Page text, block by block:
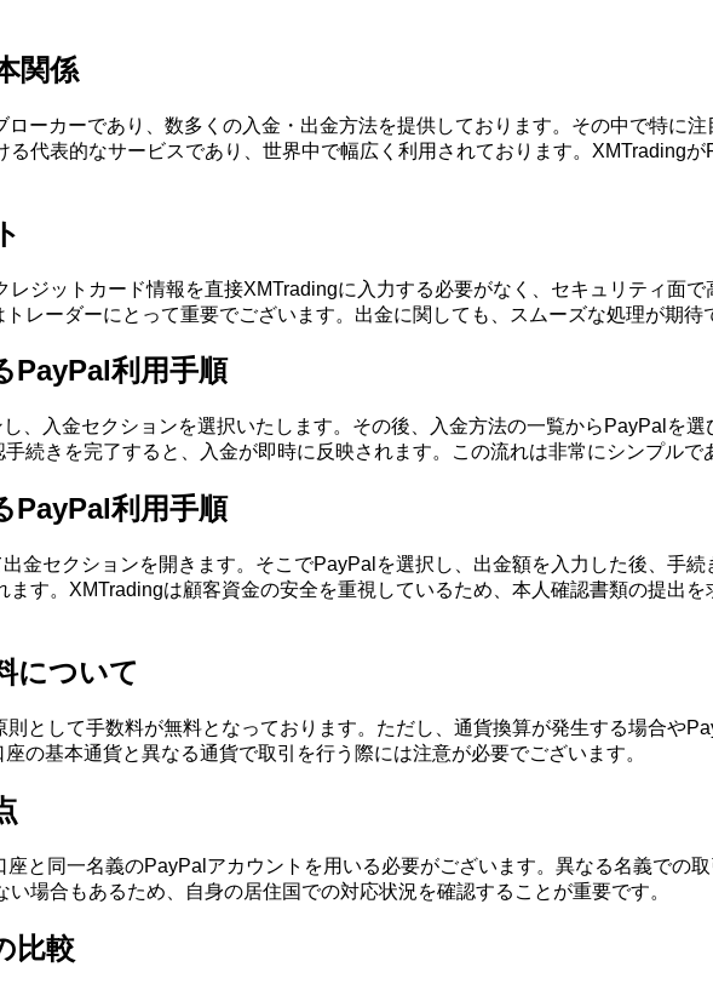
関係
ーカーであり、数多くの入金・出金方法を提供しております。その中で特に
代表的なサービスであり、世界中で幅広く利用されております。XMTrading
ジットカード情報を直接XMTradingに入力する必要がなく、セキュリティ面
レーダーにとって重要でございます。出金に関しても、スムーズな処理が期待
PayPal利用手順
、入金セクションを選択いたします。その後、入金方法の一覧からPayPalを
続きを完了すると、入金が即時に反映されます。この流れは非常にシンプル
PayPal利用手順
金セクションを開きます。そこでPayPalを選択し、出金額を入力した後、手
す。XMTradingは顧客資金の安全を重視しているため、本人確認書類の提出
について
として手数料が無料となっております。ただし、通貨換算が発生する場合や
の基本通貨と異なる通貨で取引を行う際には注意が必要でございます。
と同一名義のPayPalアカウントを用いる必要がございます。異なる名義での
場合もあるため、自身の居住国での対応状況を確認することが重要です。
比較